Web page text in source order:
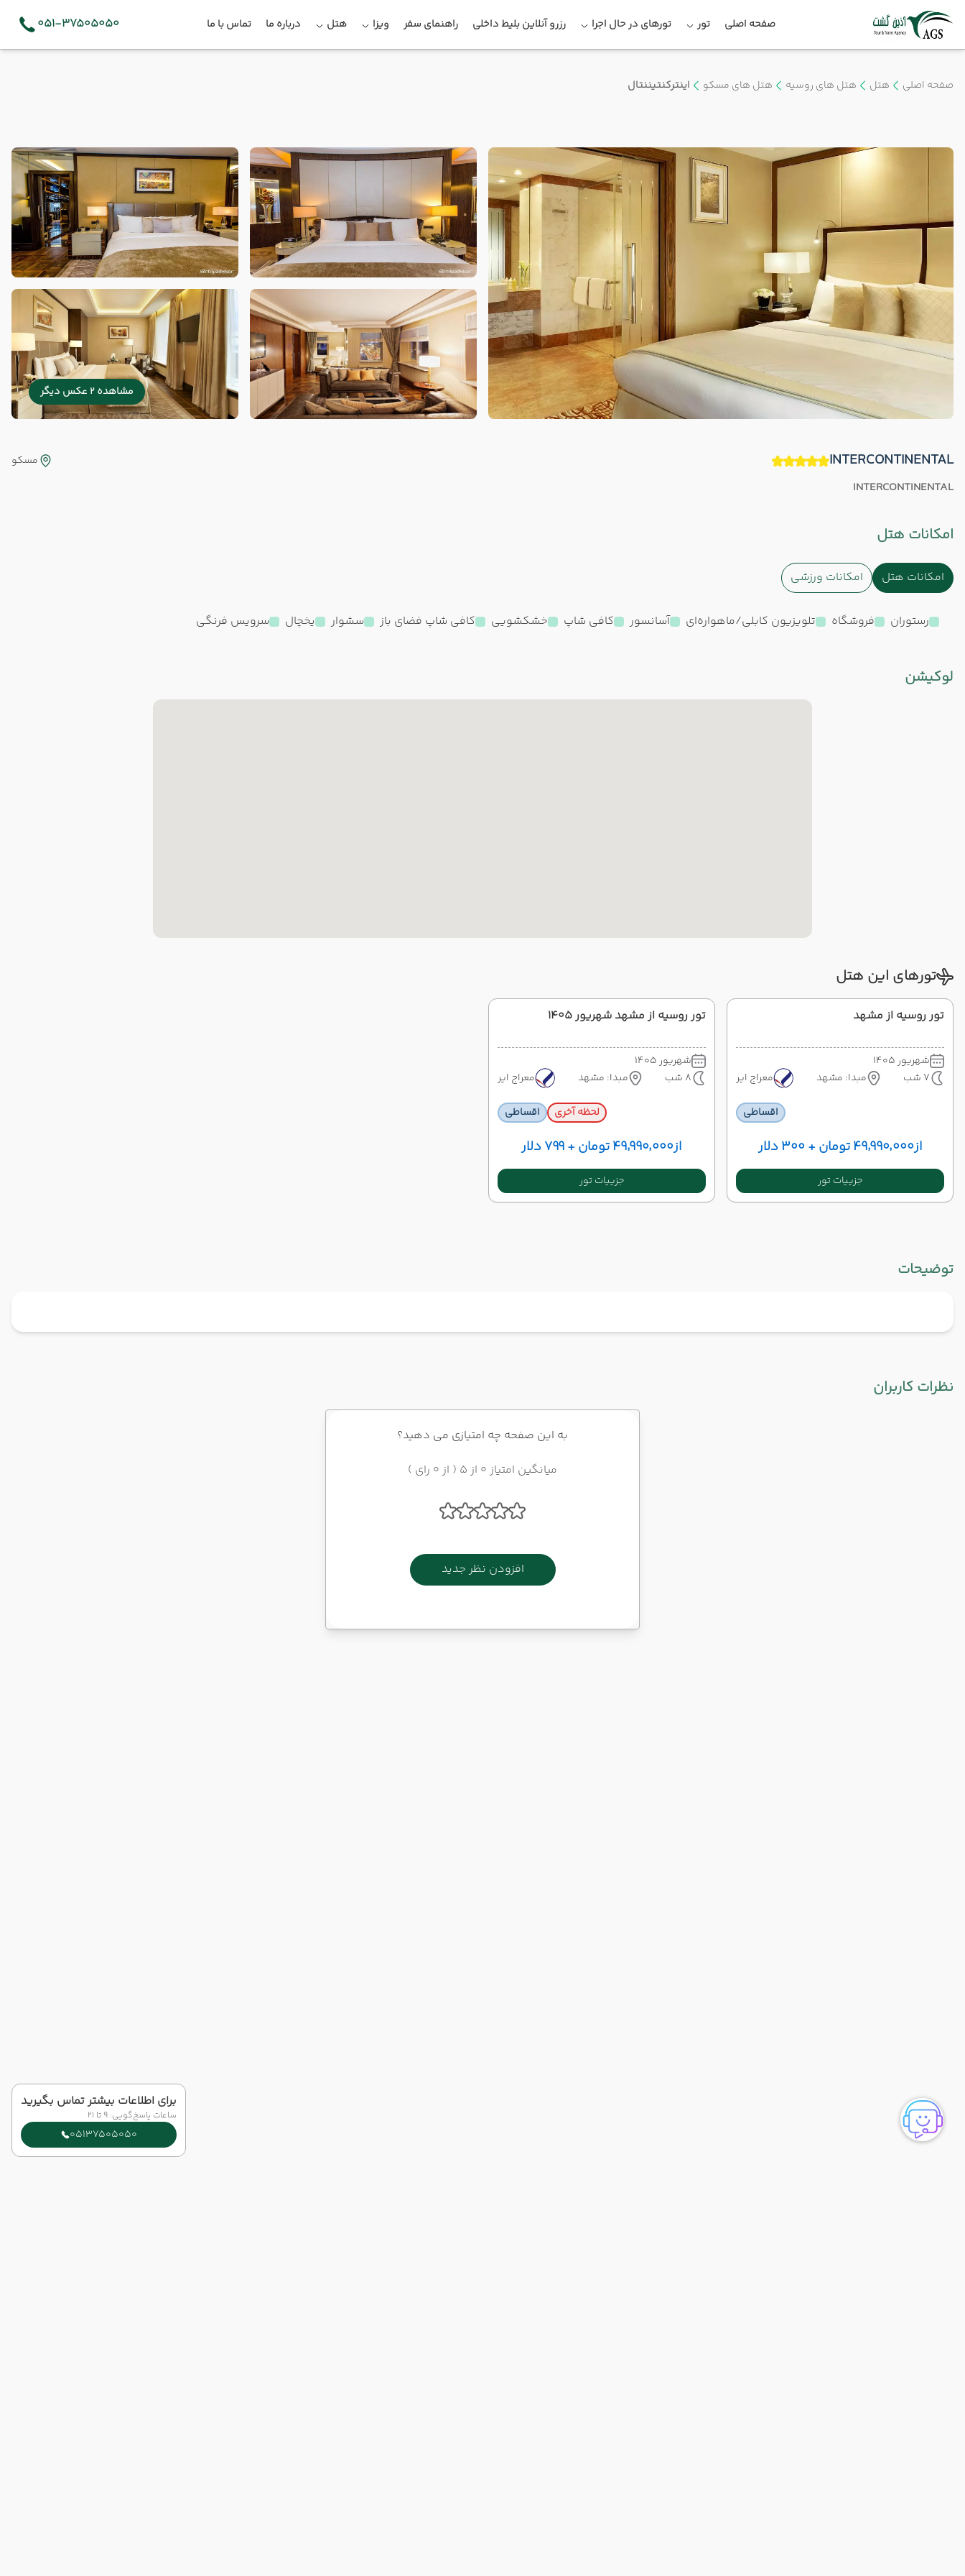
صفحه اصلی تور تورهای در حال اجرا رزرو آنلاین بلیط داخلی راهنمای سفر ویزا هتل درباره ما تماس با ما 051-37505050
صفحه اصلی هتل هتل های روسیه هتل های مسکو اینترکنتیننتال
مشاهده 2 عکس دیگر
INTERCONTINENTAL
INTERCONTINENTAL
مسکو
امکانات هتل
امکانات هتل امکانات ورزشی
رستوران فروشگاه تلویزیون کابلی/ماهواره‌ای آسانسور کافی شاپ خشکشویی کافی شاپ فضای باز سشوار یخچال سرویس فرنگی
لوکیشن
تورهای این هتل
تور روسیه از مشهد
شهریور 1405
7 شب
مبدا: مشهد معراج ایر
اقساطی
از۴۹٬۹۹۰٬۰۰۰ تومان + ۳۰۰ دلار
جزییات تور
تور روسیه از مشهد شهریور 1405
شهریور 1405
8 شب
مبدا: مشهد معراج ایر
لحظه آخری اقساطی
از۴۹٬۹۹۰٬۰۰۰ تومان + ۷۹۹ دلار
جزییات تور
توضیحات
نظرات کاربران
به این صفحه چه امتیازی می دهید؟
میانگین امتیاز 0 از 5 ( از 0 رای )
افزودن نظر جدید
برای اطلاعات بیشتر تماس بگیرید
ساعات پاسخ‌گویی: 9 تا 21
05137505050